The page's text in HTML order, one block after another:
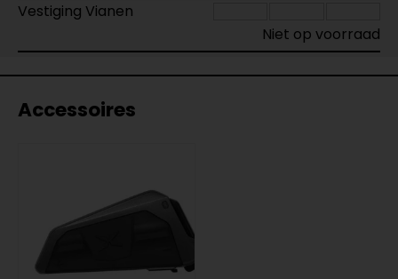
Vestiging Vianen
Niet op voorraad
Accessoires